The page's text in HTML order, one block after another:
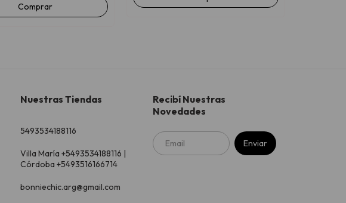
Comprar
Nuestras Tiendas
5493534188116
Villa María +5493534188116 |
Córdoba +5493516166714
bonniechic.arg@gmail.com
Recibí Nuestras
Novedades